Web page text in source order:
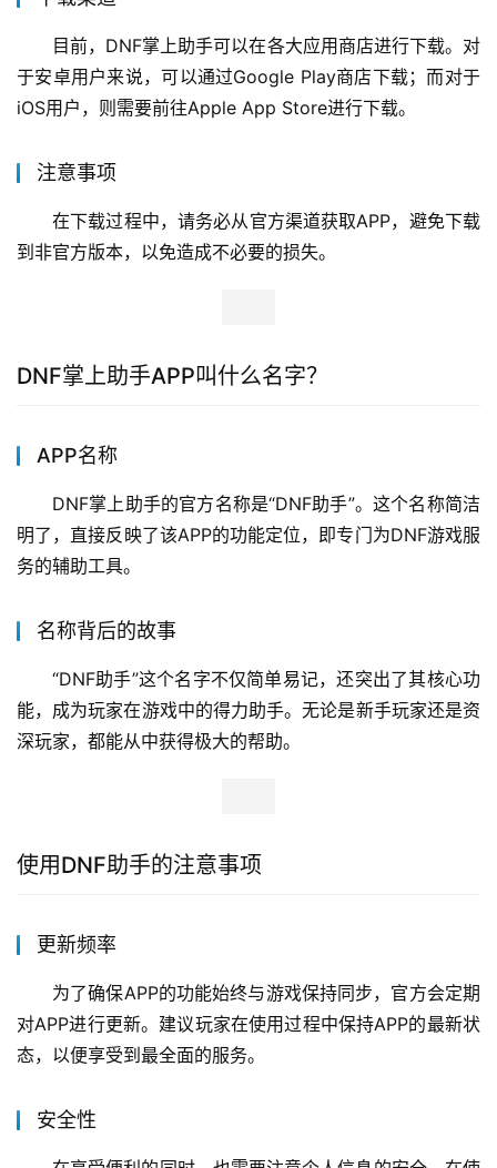
目前，DNF掌上助手可以在各大应用商店进行下载。对
于安卓用户来说，可以通过Google Play商店下载；而对于
iOS用户，则需要前往Apple App Store进行下载。
注意事项
在下载过程中，请务必从官方渠道获取APP，避免下载
到非官方版本，以免造成不必要的损失。
DNF掌上助手APP叫什么名字？
APP名称
DNF掌上助手的官方名称是“DNF助手”。这个名称简洁
明了，直接反映了该APP的功能定位，即专门为DNF游戏服
务的辅助工具。
名称背后的故事
“DNF助手”这个名字不仅简单易记，还突出了其核心功
能，成为玩家在游戏中的得力助手。无论是新手玩家还是资
深玩家，都能从中获得极大的帮助。
使用DNF助手的注意事项
更新频率
为了确保APP的功能始终与游戏保持同步，官方会定期
对APP进行更新。建议玩家在使用过程中保持APP的最新状
态，以便享受到最全面的服务。
安全性